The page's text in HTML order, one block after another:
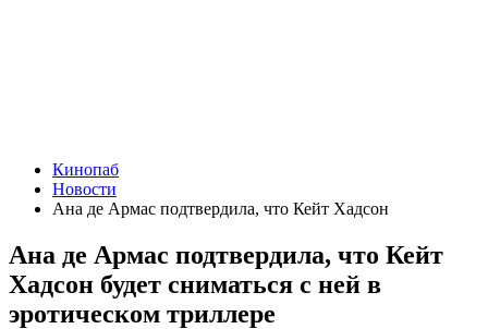
Кинопаб
Новости
Ана де Армас подтвердила, что Кейт Хадсон
Ана де Армас подтвердила, что Кейт
Хадсон будет сниматься с ней в
эротическом триллере